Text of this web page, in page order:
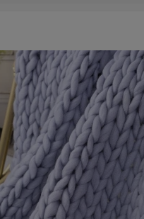
Produktname
Komposition
Farbe
Größe
MOQ
Verpackung